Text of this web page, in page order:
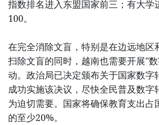
指数排名进入东盟国家前三；有大学
100。
在完全消除文盲，特别是在边远地区
扫除文盲的同时，越南也需要开展"
动。政治局已决定颁布关于国家数字
成功实施该决议，尽快全民普及数字
为迫切需要。国家将确保教育支出占
的至少20%。